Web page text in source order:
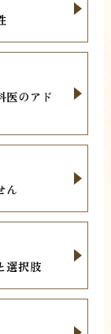
医のアド
ん
選択肢